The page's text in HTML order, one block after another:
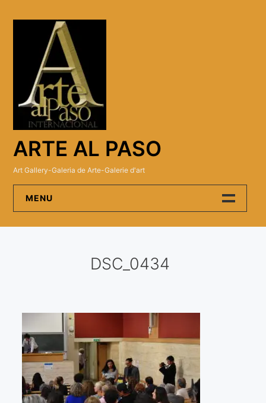
ARTE AL PASO
Art Gallery-Galeria de Arte-Galerie d'art
MENU
Visitas a los ateliers o talleres de artistas
Presse
Qué dicen de nosotros?
Aviso legal
DSC_0434